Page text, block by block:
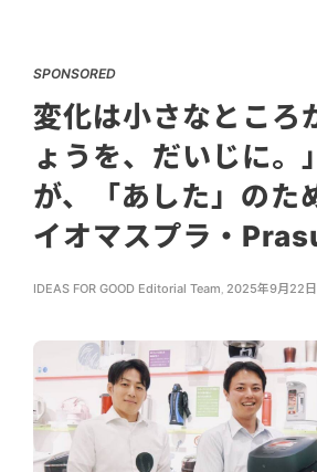
SPONSORED
変化は小さなところ
ょうを、だいじに。
が、「あした」のた
イオマスプラ・
IDEAS FOR GOOD Editorial Team, 2025年9月22日